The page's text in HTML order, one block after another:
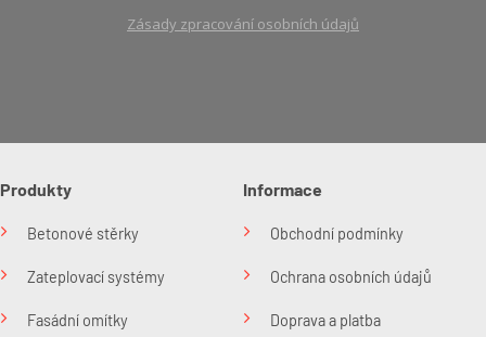
Zásady zpracování osobních údajů
Produkty
Betonové stěrky
Zateplovací systémy
Fasádní omítky
Informace
Obchodní podmínky
Ochrana osobních údajů
Doprava a platba